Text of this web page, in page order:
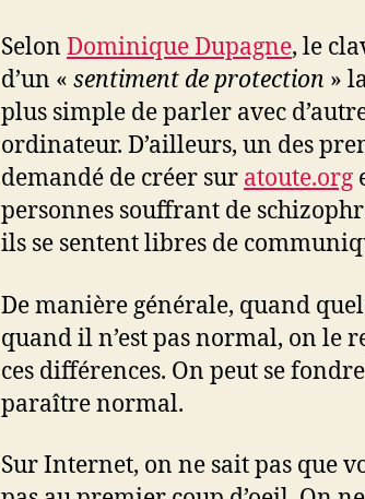
Selon Dominique Dupagne, le
d’un « sentiment de protection »
plus simple de parler avec
ordinateur. D’ailleurs, un des
demandé de créer sur atoute.org
personnes souffrant de
ils se sentent libres de
De manière générale, quand
quand il n’est pas normal, on le
ces différences. On peut se
paraître normal.
Sur Internet, on ne sait pas que